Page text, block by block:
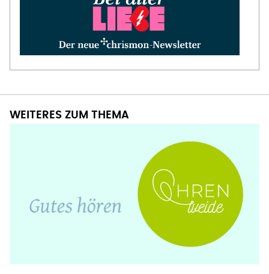
WEITERES ZUM THEMA